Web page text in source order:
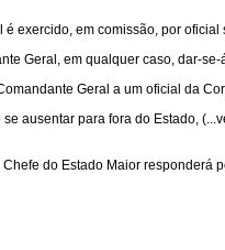
é exercido, em comissão, por
Geral, em qualquer caso, dar-
Geral a um oficial da
ausentar para fora do Estado,
Chefe do Estado Maior responderá